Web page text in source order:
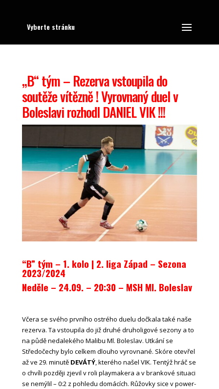
Vyberte stránku
„B“ tým – Rezerva vstoupila do
soutěže vítězně ! Vyrovnaný duel v
Boleslavi rozhodl DANIEL VIK !!!
“B” tým – 1. kolo | 2. liga Západ – Sezona
2023/2024
Neděle – 24.09. – 20:30 – MSH Ml. Boleslav
Včera se svého prvního ostrého duelu dočkala také naše
rezerva. Ta vstoupila do již druhé druholigové sezony a to
na půdě nedalekého Malibu Ml. Boleslav. Utkání se
Středočechy bylo celkem dlouho vyrovnané. Skóre otevřel
až ve 29. minutě DEVÁTÝ, kterého našel VIK. Tentýž hráč se
o chvíli později zjevil v roli playmakera a v brankové situaci
se nemýlil – 0:2 z pohledu domácích. Růžovky sice v power-